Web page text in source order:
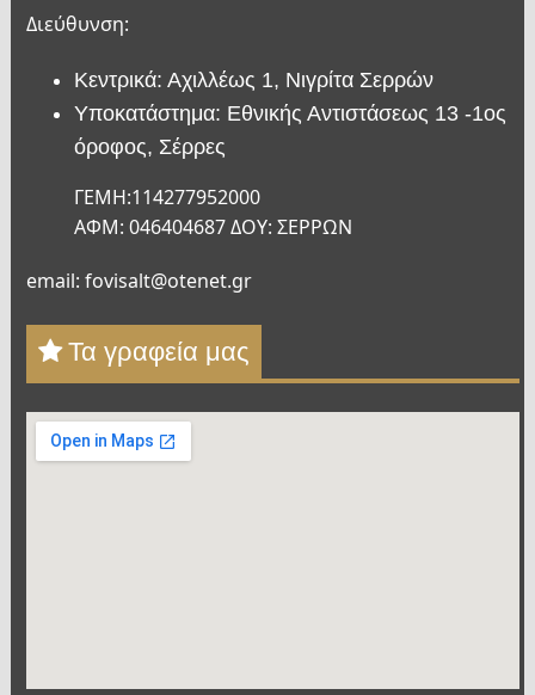
Διεύθυνση:
Κεντρικά: Αχιλλέως 1, Νιγρίτα Σερρών
Υποκατάστημα: Εθνικής Αντιστάσεως 13 -1ος
όροφος, Σέρρες
ΓΕΜΗ:114277952000
ΑΦΜ: 046404687 ΔΟΥ: ΣΕΡΡΩΝ
email: fovisalt@otenet.gr
Τα γραφεία μας